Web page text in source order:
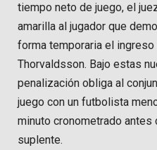
tiempo neto de juego, el
amarilla al jugador que
forma temporaria el
Thorvaldsson. Bajo estas
penalización obliga al
juego con un futbolista
minuto cronometrado antes
suplente.